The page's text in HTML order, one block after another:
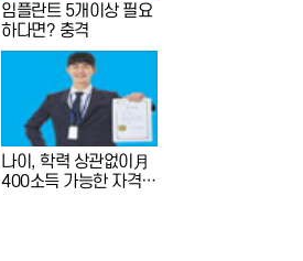
임플란트 5개이상 필요
하다면? 충격
나이, 학력 상관없이月
400소득 가능한 자격